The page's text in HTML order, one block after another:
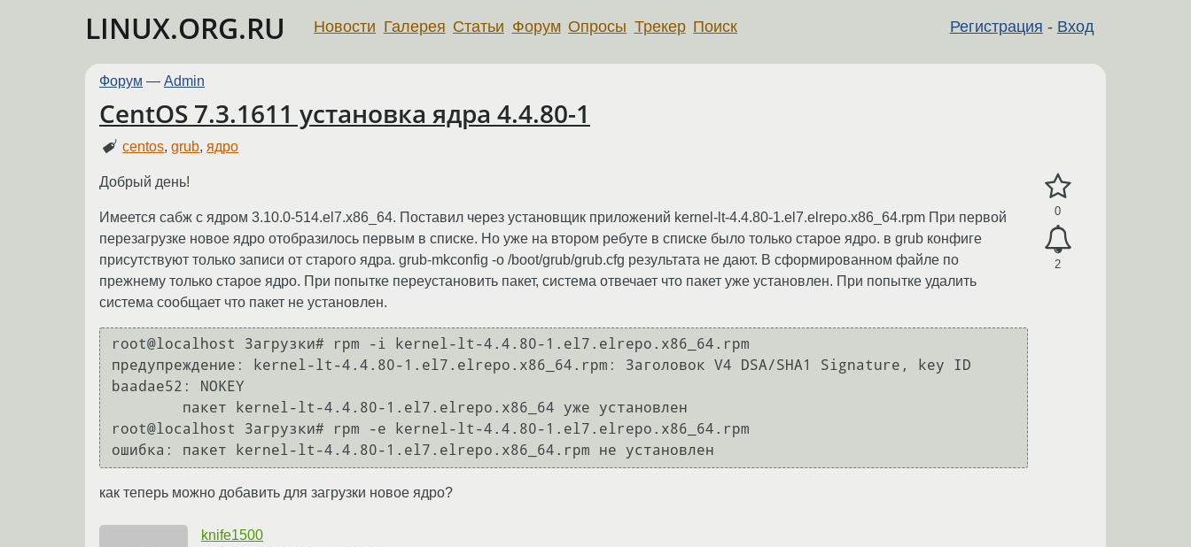
LINUX.ORG.RU Регистрация - Вход
Новости Галерея Статьи Форум Опросы Трекер Поиск
Форум — Admin
CentOS 7.3.1611 установка ядра 4.4.80-1
centos,grub, ядро
0
2
Добрый день!
Имеется сабж с ядром 3.10.0-514.el7.x86_64. Поставил через установщик приложений kernel-lt-4.4.80-1.el7.elrepo.x86_64.rpm При первой
перезагрузке новое ядро отобразилось первым в списке. Но уже на втором ребуте в списке было только старое ядро. в grub конфиге
присутствуют только записи от старого ядра. grub-mkconfig -o /boot/grub/grub.cfg результата не дают. В сформированном файле по
прежнему только старое ядро. При попытке переустановить пакет, система отвечает что пакет уже установлен. При попытке удалить
система сообщает что пакет не установлен.
root@localhost Загрузки# rpm -i kernel-lt-4.4.80-1.el7.elrepo.x86_64.rpm
предупреждение: kernel-lt-4.4.80-1.el7.elrepo.x86_64.rpm: Заголовок V4 DSA/SHA1 Signature, key ID
baadae52: NOKEY
root@localhost Загрузки# rpm -e kernel-lt-4.4.80-1.el7.elrepo.x86_64.rpm
как теперь можно добавить для загрузки новое ядро?
knife1500